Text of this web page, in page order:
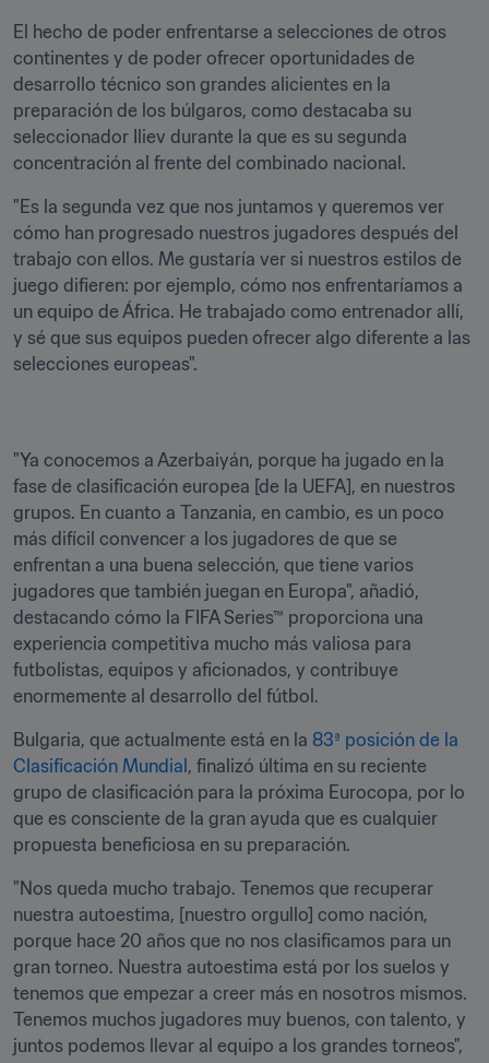
El hecho de poder enfrentarse a selecciones de otros
continentes y de poder ofrecer oportunidades de
desarrollo técnico son grandes alicientes en la
preparación de los búlgaros, como destacaba su
seleccionador Iliev durante la que es su segunda
concentración al frente del combinado nacional.
"Es la segunda vez que nos juntamos y queremos ver
cómo han progresado nuestros jugadores después del
trabajo con ellos. Me gustaría ver si nuestros estilos de
juego difieren: por ejemplo, cómo nos enfrentaríamos a
un equipo de África. He trabajado como entrenador allí,
y sé que sus equipos pueden ofrecer algo diferente a las
selecciones europeas".
"Ya conocemos a Azerbaiyán, porque ha jugado en la
fase de clasificación europea [de la UEFA], en nuestros
grupos. En cuanto a Tanzania, en cambio, es un poco
más difícil convencer a los jugadores de que se
enfrentan a una buena selección, que tiene varios
jugadores que también juegan en Europa", añadió,
destacando cómo la FIFA Series™ proporciona una
experiencia competitiva mucho más valiosa para
futbolistas, equipos y aficionados, y contribuye
enormemente al desarrollo del fútbol.
Bulgaria, que actualmente está en la 83ª posición de la
Clasificación Mundial , finalizó última en su reciente
grupo de clasificación para la próxima Eurocopa, por lo
que es consciente de la gran ayuda que es cualquier
propuesta beneficiosa en su preparación.
"Nos queda mucho trabajo. Tenemos que recuperar
nuestra autoestima, [nuestro orgullo] como nación,
porque hace 20 años que no nos clasificamos para un
gran torneo. Nuestra autoestima está por los suelos y
tenemos que empezar a creer más en nosotros mismos.
Tenemos muchos jugadores muy buenos, con talento, y
juntos podemos llevar al equipo a los grandes torneos",